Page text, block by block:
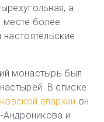
а
месте более
монастырь был
В списке
епархии он
Андроникова и